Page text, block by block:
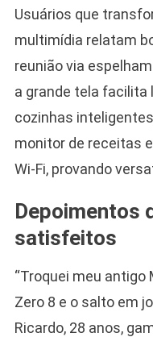
Usuários que
multimídia relatam
reunião via
a grande tela facilita
cozinhas
monitor de receitas
Wi-Fi, provando
Depoimentos
satisfeitos
“Troquei meu antigo
Zero 8 e o salto em
Ricardo, 28 anos,